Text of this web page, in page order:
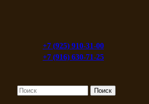
+7 (925) 910-31-00
+7 (916) 630-71-25